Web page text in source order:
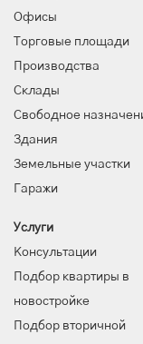
Офисы
Торговые площади
Производства
Склады
Свободное
Здания
Земельные участки
Гаражи
Услуги
Консультации
Подбор квартиры в
новостройке
Подбор вторичной